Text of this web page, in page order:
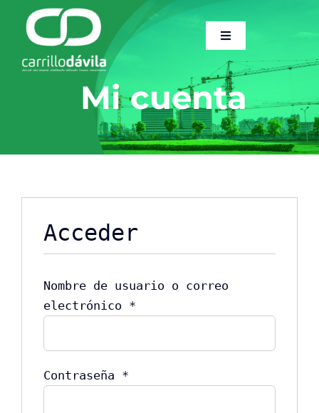
Saltar
contenido
Toggle
Home
Sobre Nosotros
Actualidad
Mi cuenta
Acceder
Nombre de usuario o correo
electrónico *
Contraseña *